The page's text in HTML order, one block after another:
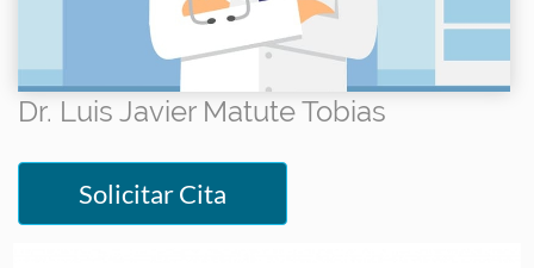
Dr. Luis Javier Matute Tobias
Solicitar Cita